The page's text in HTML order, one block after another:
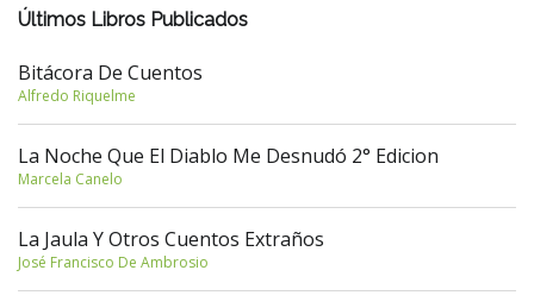
Últimos Libros Publicados
Bitácora De Cuentos
Alfredo Riquelme
La Noche Que El Diablo Me Desnudó 2° Edicion
Marcela Canelo
La Jaula Y Otros Cuentos Extraños
José Francisco De Ambrosio